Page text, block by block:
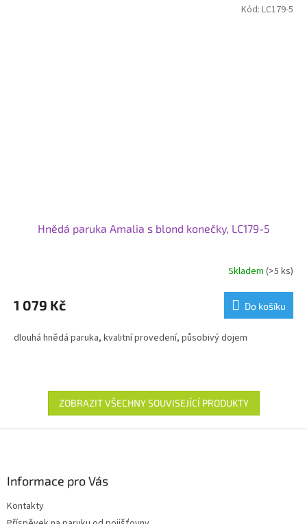
Hnědá paruka Amalia s blond konečky, LC179-5
Skladem (>5 ks)
1 079 Kč Do košíku
dlouhá hnědá paruka, kvalitní provedení, působivý dojem
Kód: LC179-5
ZOBRAZIT VŠECHNY SOUVISEJÍCÍ PRODUKTY
Informace pro Vás
Kontakty